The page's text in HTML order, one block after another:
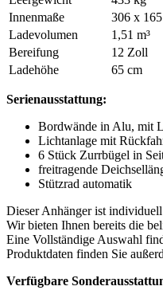
Innenmaße
306 x 165
Ladevolumen
1,51 m³
Bereifung
12 Zoll
Ladehöhe
65 cm
Serienausstattung:
Bordwände in Alu, mit
Lichtanlage mit
6 Stück Zurrbügel in
freitragende
Stützrad automatik
Dieser Anhänger ist
Wir bieten Ihnen bereits die
Eine Vollständige Auswahl
Produktdaten finden Sie
Verfügbare